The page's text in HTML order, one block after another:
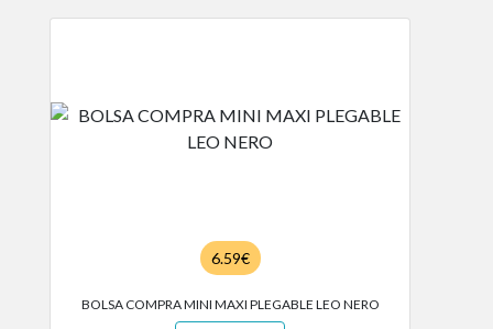
6.59€
BOLSA COMPRA MINI MAXI PLEGABLE LEO NERO